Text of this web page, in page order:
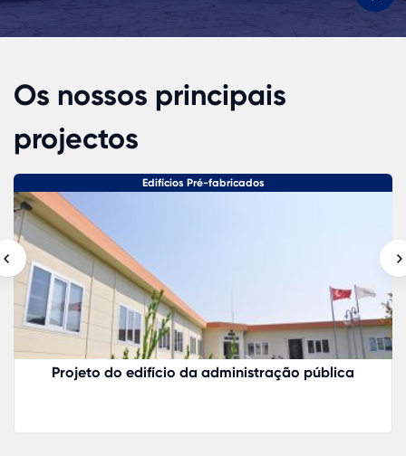
Os nossos principais
projectos
Edifícios Pré-fabricados
Projeto do edifício da administração pública